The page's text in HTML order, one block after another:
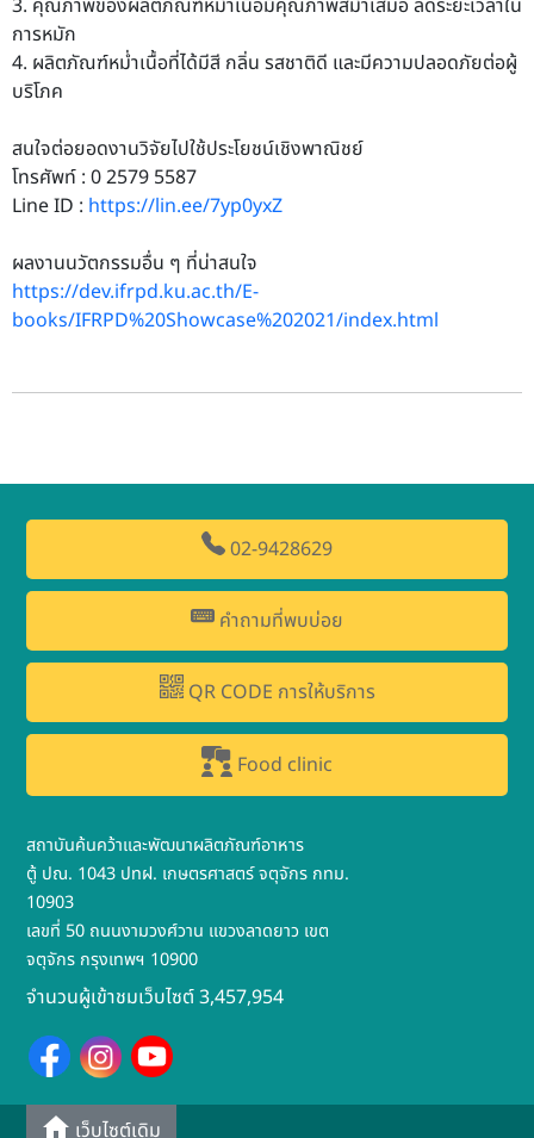
3. คุณภาพของผลิตภัณฑ์หมํ่าเนื้อมีคุณภาพสมํ่าเสมอ ลดระยะเวลาใน
การหมัก
4. ผลิตภัณฑ์หมํ่าเนื้อที่ได้มีสี กลิ่น รสชาติดี และมีความปลอดภัยต่อผู้
บริโภค
สนใจต่อยอดงานวิจัยไปใช้ประโยชน์เชิงพาณิชย์
โทรศัพท์ : 0 2579 5587
Line ID : https://lin.ee/7yp0yxZ
ผลงานนวัตกรรมอื่น ๆ ที่น่าสนใจ
https://dev.ifrpd.ku.ac.th/E-
books/IFRPD%20Showcase%202021/index.html
02-9428629
คำถามที่พบบ่อย
QR CODE การให้บริการ
Food clinic
สถาบันค้นคว้าและพัฒนาผลิตภัณฑ์อาหาร
ตู้ ปณ. 1043 ปทฝ. เกษตรศาสตร์ จตุจักร กทม.
10903
เลขที่ 50 ถนนงามวงศ์วาน แขวงลาดยาว เขต
จตุจักร กรุงเทพฯ 10900
จำนวนผู้เข้าชมเว็บไซต์ 3,457,954
เว็บไซต์เดิม